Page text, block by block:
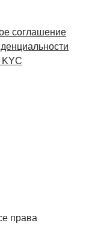
соглашение
KYC
права